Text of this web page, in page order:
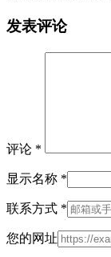
发表评论
评论 *
显示名称 *
联系方式 *
您的网址